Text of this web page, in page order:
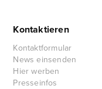
Kontaktieren
Kontaktformular
News einsenden
Hier werben
Presseinfos